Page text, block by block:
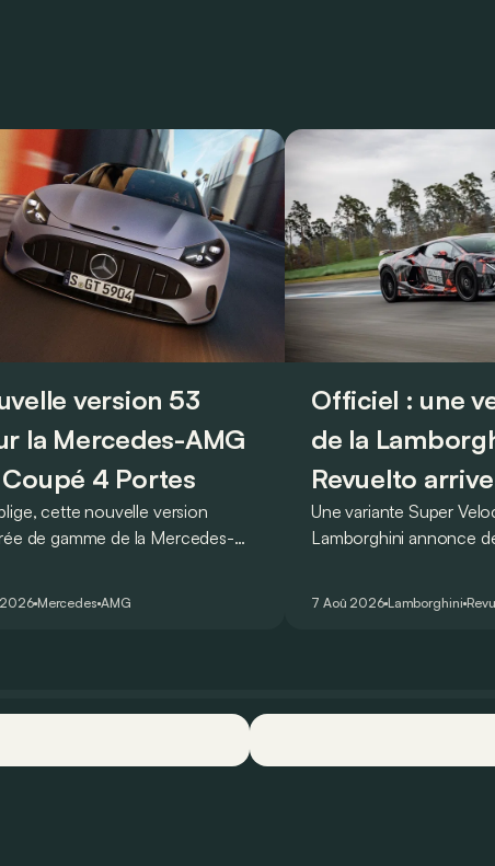
version 53
la Mercedes-AMG
Coupé 4 Portes
cette nouvelle version
de gamme de la Mercedes-
Mercedes AMG
Officiel : une
de la
Revuelto
Une variante Super
Lamborghini annonce
voiture de série !
7 Aoû 2026 Lamborghini